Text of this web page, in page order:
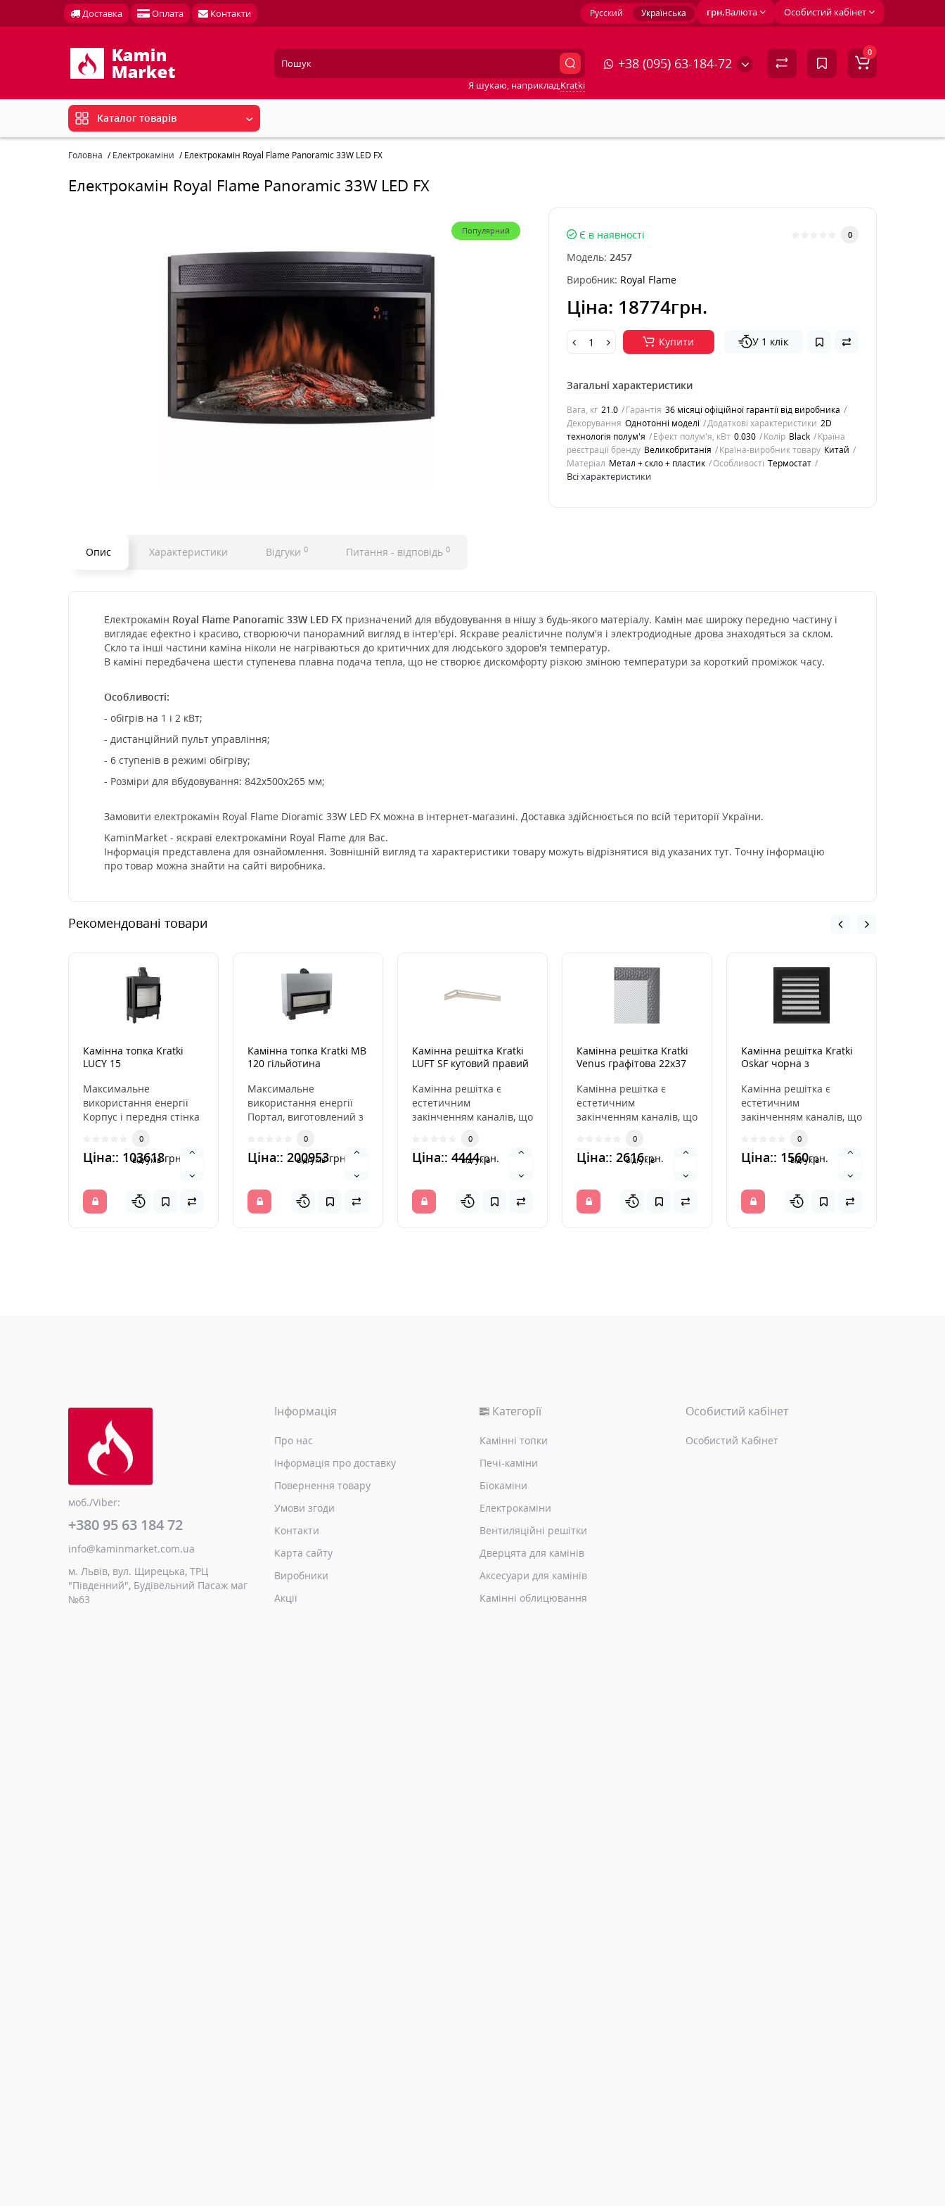
Доставка Оплата Контакти Особистий кабінет
грн.Валюта
Русский Українська
+38 (095) 63-184-72
Я шукаю, наприклад,Kratki
0
Каталог товарів
Головна Електрокаміни Електрокамін Royal Flame Panoramic 33W LED FX
Електрокамін Royal Flame Panoramic 33W LED FX
Популярний Є в наявності 0
Модель: 2457
Виробник: Royal Flame
Ціна: 18774грн.
Купити У 1 клік
Загальні характеристики
Вага, кг 21.0 Гарантія 36 місяці офіційної гарантії від виробника
Декорування Однотонні моделі Додаткові характеристики 2D
технологія полум'я
Ефект полум'я, кВт 0.030 Колір Black
Країна
реєстрації бренду Великобританія Країна-виробник товару Китай
Матеріал Метал + скло + пластик Особливості Термостат
Всі характеристики
Опис Характеристики Відгуки 0 Питання - відповідь 0
Електрокамін Royal Flame Panoramic 33W LED FX призначений для вбудовування в нішу з будь-якого матеріалу. Камін має широку передню частину і
виглядає ефектно і красиво, створюючи панорамний вигляд в інтер'єрі. Яскраве реалістичне полум'я і электродиодные дрова знаходяться за склом.
Скло та інші частини каміна ніколи не нагріваються до критичних для людського здоров'я температур.
В каміні передбачена шести ступенева плавна подача тепла, що не створює дискомфорту різкою зміною температури за короткий проміжок часу.
Особливості:
- обігрів на 1 і 2 кВт;
- дистанційний пульт управління;
- 6 ступенів в режимі обігріву;
- Розміри для вбудовування: 842x500x265 мм;
Замовити електрокамін Royal Flame Dioramic 33W LED FX можна в інтернет-магазині. Доставка здійснюється по всій території України.
KaminMarket - яскраві електрокаміни Royal Flame для Вас.
Інформація представлена для ознайомлення. Зовнішній вигляд та характеристики товару можуть відрізнятися від указаних тут. Точну інформацію
про товар можна знайти на сайті виробника.
Рекомендовані товари
Камінна топка Kratki
LUCY 15
Максимальне
використання енергії
Корпус і передня стінка
високих температур
зав..
0
відгуків
Ціна:: 103618грн.
Камінна топка Kratki MB
120 гільйотина
Максимальне
використання енергії
Портал, виготовлений з
передня частина, с..
0
відгуків
Ціна:: 200953грн.
Камінна решітка Kratki
LUFT SF кутовий правий
Камінна решітка є
естетичним
закінченням каналів, що
повітря з каміна.Вона
інста..
0
відгуків
Ціна:: 4444грн.
Камінна решітка Kratki
Venus графітова 22x37
Камінна решітка є
естетичним
закінченням каналів, що
повітря з каміна. Вона
вмо..
0
відгуків
Ціна:: 2616грн.
Камінна решітка Kratki
Oskar чорна з
Камінна решітка є
естетичним
закінченням каналів, що
повітря з каміна. Вона
інс..
0
відгуків
Ціна:: 1560грн.
моб./Viber:
+380 95 63 184 72
info@kaminmarket.com.ua
м. Львів, вул. Щирецька, ТРЦ
"Південний", Будівельний Пасаж маг
№63
Інформація
Про нас
Інформація про доставку
Повернення товару
Умови згоди
Контакти
Карта сайту
Виробники
Акції
Категорії
Камінні топки
Печі-каміни
Біокаміни
Електрокаміни
Вентиляційні решітки
Дверцята для камінів
Аксесуари для камінів
Камінні облицювання
Особистий кабінет
Особистий Кабінет